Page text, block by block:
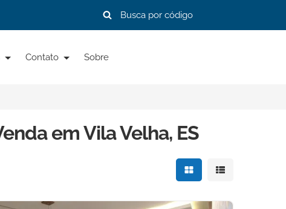
Contato Sobre
em Vila Velha, ES
Mostrar resultados
Mostrar